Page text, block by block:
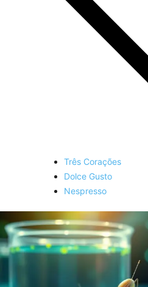
Três Corações
Dolce Gusto
Nespresso